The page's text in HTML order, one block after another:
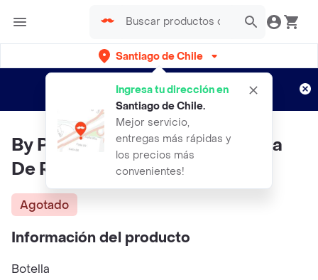
Santiago de Chile
Ingresa tu dirección en
Santiago de Chile.
Mejor servicio,
entregas más rápidas y
los precios más
convenientes!
envíos gratis por semanas
Aplican TyC
By Phasse Tonico Douceur Agua
De Rosa Todo Tipo De Piel
Agotado
Información del producto
Botella